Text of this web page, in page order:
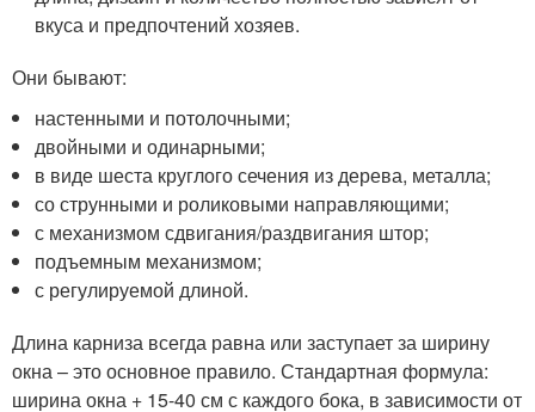
вкуса и предпочтений хозяев.
Они бывают:
настенными и потолочными;
двойными и одинарными;
в виде шеста круглого сечения из дерева, металла;
со струнными и роликовыми направляющими;
с механизмом сдвигания/раздвигания штор;
подъемным механизмом;
с регулируемой длиной.
Длина карниза всегда равна или заступает за ширину
окна – это основное правило. Стандартная формула:
ширина окна + 15-40 см с каждого бока, в зависимости от